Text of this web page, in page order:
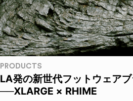
PRODUCTS
LA発の新世代フットウェア
──XLARGE × RHIME